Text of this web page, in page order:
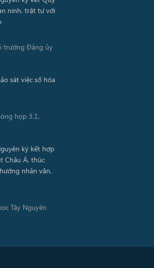
trường Đảng ủy
họp 3.1,
Tây Nguyên